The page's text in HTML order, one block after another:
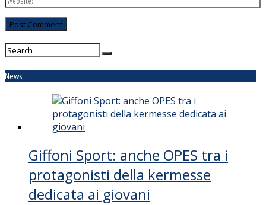
News
Giffoni Sport: anche OPES tra i
protagonisti della kermesse
dedicata ai giovani